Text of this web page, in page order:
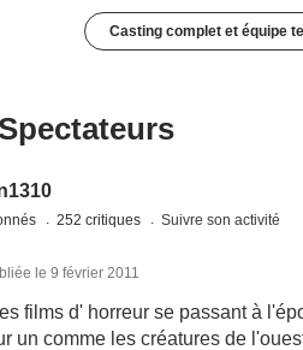
Casting complet et équipe
252 critiques Suivre son activité
le 9 février 2011
films d' horreur se passant à
un comme les créatures de